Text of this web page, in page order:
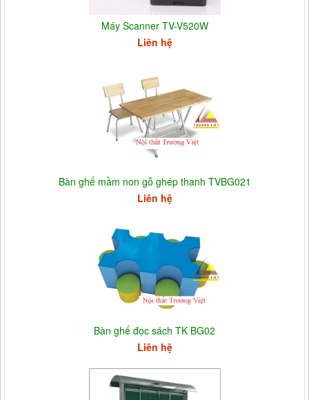
Máy Scanner TV-V520W
Liên hệ
Bàn ghế mầm non gỗ ghép thanh TVBG021
Liên hệ
Bàn ghế đọc sách TK BG02
Liên hệ